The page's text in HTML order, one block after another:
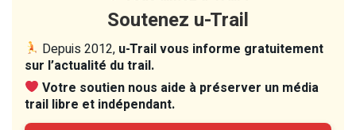
Soutenez u-Trail
Depuis 2012, u-Trail vous informe gratuitement
sur l’actualité du trail.
Votre soutien nous aide à préserver un média
trail libre et indépendant.